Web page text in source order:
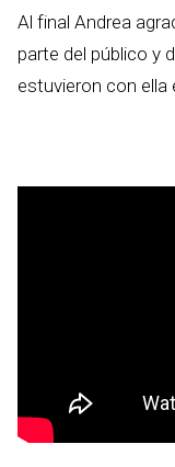
Al final Andrea
parte del público y
estuvieron con ella